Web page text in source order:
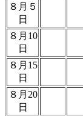
８月５
日
８月10
日
８月15
日
８月20
日